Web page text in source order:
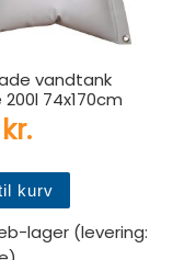
vandtank
74x170cm
kr.
kurv
lager (levering: